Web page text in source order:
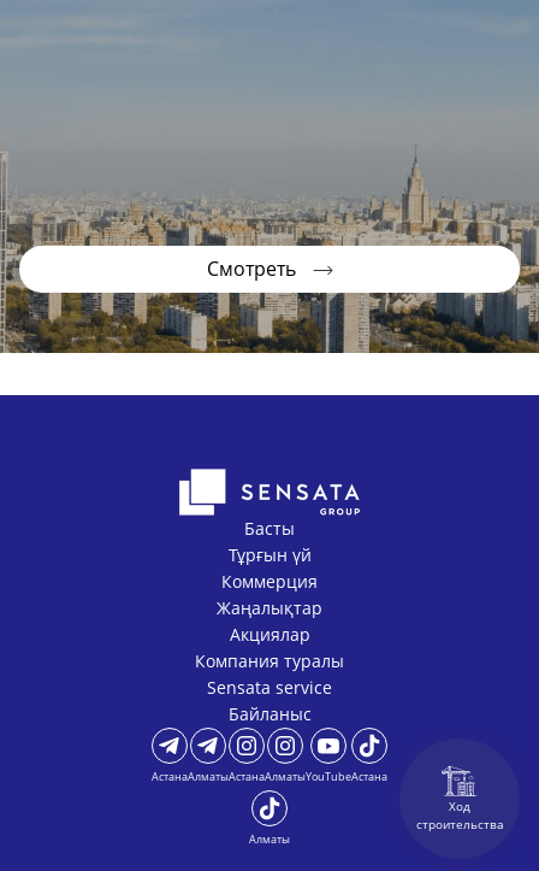
Ход
строительства
Смотреть
Басты
Тұрғын үй
Коммерция
Жаңалықтар
Акциялар
Компания туралы
Sensata service
Байланыс
АстанаАлматыАстанаАлматыYouTubeАстана
Алматы